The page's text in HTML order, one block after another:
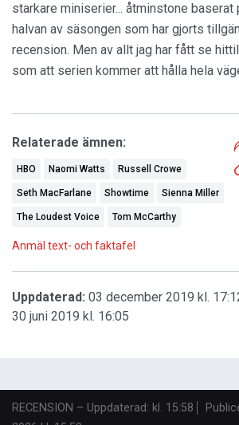
starkare miniserier... åtminstone baserat
halvan av säsongen som har gjorts
recension. Men av allt jag har fått se
som att serien kommer att hålla hela
Relaterade ämnen:
HBO Naomi Watts Russell Crowe
Seth MacFarlane Showtime Sienna Miller
The Loudest Voice Tom McCarthy
Anmäl text- och faktafel
Uppdaterad: 03 december 2019 kl.
30 juni 2019 kl. 16:05
RECENSION – Uppdaterad: kl. 15:58